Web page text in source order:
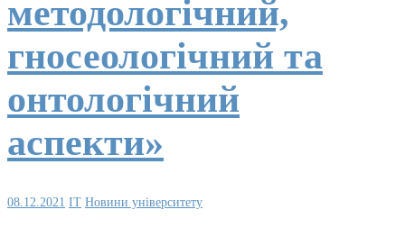
методологічний,
гносеологічний та
онтологічний
аспекти»
08.12.2021 IT Новини університету